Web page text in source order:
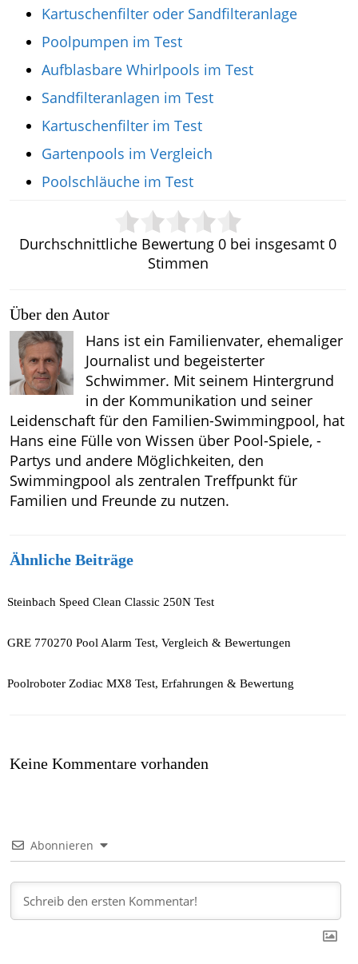
Kartuschenfilter oder Sandfilteranlage
Poolpumpen im Test
Aufblasbare Whirlpools im Test
Sandfilteranlagen im Test
Kartuschenfilter im Test
Gartenpools im Vergleich
Poolschläuche im Test
Durchschnittliche Bewertung 0 bei insgesamt 0
Stimmen
Über den Autor
Hans ist ein Familienvater, ehemaliger
Journalist und begeisterter
Schwimmer. Mit seinem Hintergrund
in der Kommunikation und seiner
Leidenschaft für den Familien-Swimmingpool, hat
Hans eine Fülle von Wissen über Pool-Spiele, -
Partys und andere Möglichkeiten, den
Swimmingpool als zentralen Treffpunkt für
Familien und Freunde zu nutzen.
Ähnliche Beiträge
Steinbach Speed Clean Classic 250N Test
GRE 770270 Pool Alarm Test, Vergleich & Bewertungen
Poolroboter Zodiac MX8 Test, Erfahrungen & Bewertung
Keine Kommentare vorhanden
Abonnieren